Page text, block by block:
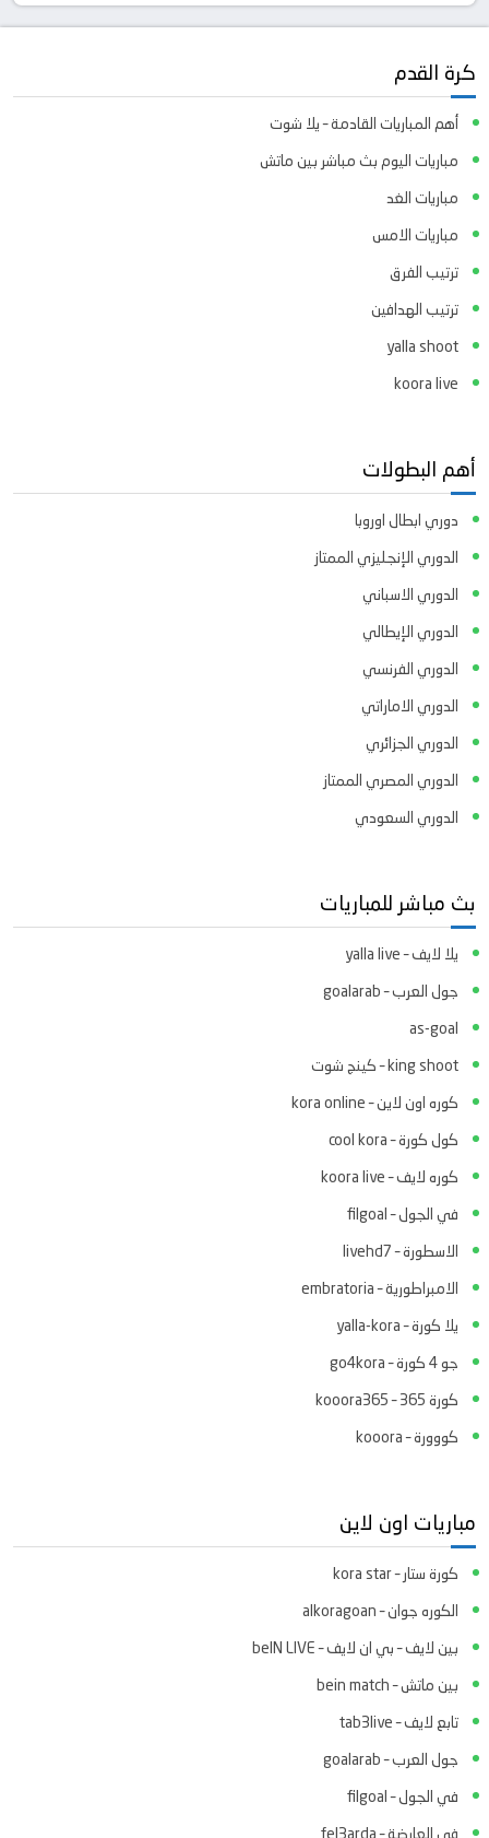
كرة القدم
أهم المباريات القادمة – يلا شوت
مباريات اليوم بث مباشر بين ماتش
مباريات الغد
مباريات الامس
ترتيب الفرق
ترتيب الهدافين
yalla shoot
koora live
أهم البطولات
دوري ابطال اوروبا
الدوري الإنجليزي الممتاز
الدوري الاسباني
الدوري الإيطالي
الدوري الفرنسي
الدوري الاماراتي
الدوري الجزائري
الدوري المصري الممتاز
الدوري السعودي
بث مباشر للمباريات
يلا لايف – yalla live
جول العرب – goalarab
as-goal
king shoot – كينج شوت
كوره اون لاين – kora online
كول كورة – cool kora
كوره لايف – koora live
في الجول – filgoal
الاسطورة – livehd7
الامبراطورية – embratoria
يلا كورة – yalla-kora
جو 4 كورة – go4kora
كورة 365 – kooora365
كووورة – kooora
مباريات اون لاين
كورة ستار – kora star
الكوره جوان – alkoragoan
بين لايف – بي ان لايف – beIN LIVE
بين ماتش – bein match
تابع لايف – tab3live
جول العرب – goalarab
في الجول – filgoal